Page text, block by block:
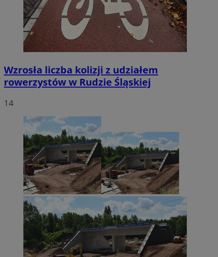
Wzrosła liczba kolizji z udziałem
rowerzystów w Rudzie Śląskiej
14